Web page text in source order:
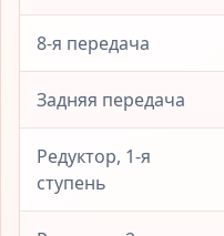
8-я передача
Задняя передача
Редуктор, 1-я
ступень